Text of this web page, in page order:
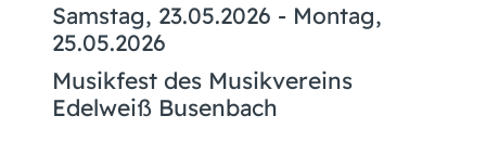
Samstag, 23.05.2026 - Montag,
25.05.2026
Musikfest des Musikvereins
Edelweiß Busenbach